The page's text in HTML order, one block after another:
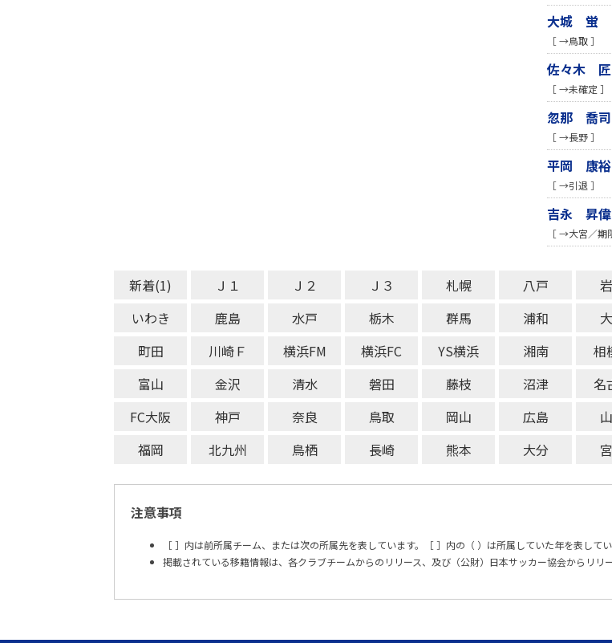
大城 蛍
［ →鳥取 ］
佐々木 匠
［ →未確定 ］
忽那 喬司
［ →長野 ］
平岡 康裕
［ →引退 ］
吉永 昇偉
［ →大宮／期
新着(1) Ｊ１ Ｊ２ Ｊ３ 札幌 八戸
いわき
鹿島 水戸 栃木 群馬 浦和
町田
川崎Ｆ 横浜FM 横浜FC YS横浜 湘南 相
富山
金沢 清水 磐田 藤枝 沼津 名
FC大阪
神戸 奈良 鳥取 岡山 広島
福岡
北九州 鳥栖 長崎 熊本 大分
注意事項
［ ］内は前所属チーム、または次の所属先を表しています。［ ］内の（ ）は所属していた年を表してい
掲載されている移籍情報は、各クラブチームからのリリース、及び（公財）日本サッカー協会からリリ